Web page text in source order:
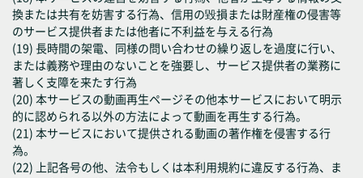
換または共有を妨害する行為、信用の毀損または財産権の侵害等
のサービス提供者または他者に不利益を与える行為
(19) 長時間の架電、同様の問い合わせの繰り返しを過度に行い、
または義務や理由のないことを強要し、サービス提供者の業務に
著しく支障を来たす行為
(20) 本サービスの動画再生ページその他本サービスにおいて明示
的に認められる以外の方法によって動画を再生する行為。
(21) 本サービスにおいて提供される動画の著作権を侵害する行
為。
(22) 上記各号の他、法令もしくは本利用規約に違反する行為、ま